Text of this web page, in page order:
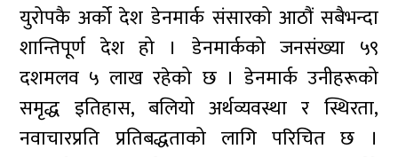
युरोपकै अर्को देश डेनमार्क संसारको आठौं सबैभन्दा
शान्तिपूर्ण देश हो । डेनमार्कको जनसंख्या ५९
दशमलव ५ लाख रहेको छ । डेनमार्क उनीहरूको
समृद्ध इतिहास, बलियो अर्थव्यवस्था र स्थिरता,
नवाचारप्रति प्रतिबद्धताको लागि परिचित छ ।